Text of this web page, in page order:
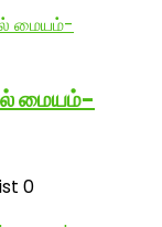
மையம்-
0